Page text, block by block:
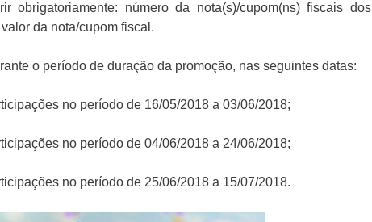
obrigatoriamente: número da nota(s)/cupom(ns) fiscais dos
da nota/cupom fiscal.
o período de duração da promoção, nas seguintes datas:
no período de 16/05/2018 a 03/06/2018;
no período de 04/06/2018 a 24/06/2018;
no período de 25/06/2018 a 15/07/2018.